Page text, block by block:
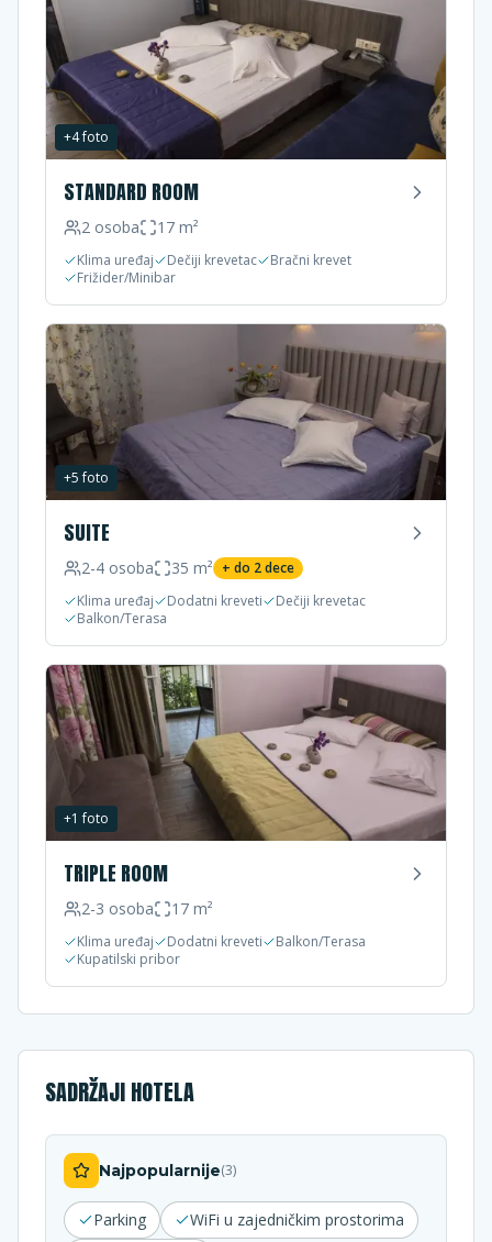
+4foto
STANDARD ROOM
2 osoba 17 m²
Klima uređaj Dečiji krevetac
Bračni krevet
Frižider/Minibar
+5foto
SUITE
2-4 osoba 35 m² + do 2dece
Klima uređaj
Dodatni kreveti
Dečiji krevetac
Balkon/Terasa
+1 foto
TRIPLE ROOM
2-3 osoba 17 m²
Klima uređaj Dodatni kreveti
Balkon/Terasa
Kupatilski pribor
SADRŽAJI HOTELA
Najpopularnije(3)
Parking
WiFi u zajedničkim prostorima